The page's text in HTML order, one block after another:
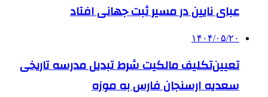
عبای نایین در مسیر ثبت جهانی افتاد
۱۴۰۴/۰۵/۲۰
تعیین‌تکلیف مالکیت شرط تبدیل مدرسه تاریخی
سعدیه ارسنجان فارس به موزه